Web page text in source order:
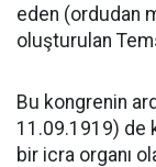
eden (ordudan
oluşturulan
Bu kongrenin
11.09.1919) de
bir icra organı